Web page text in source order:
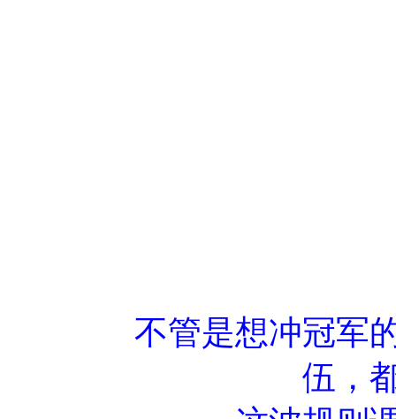
不管是想冲冠军
伍，